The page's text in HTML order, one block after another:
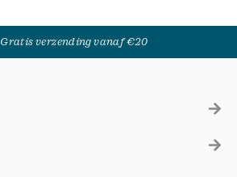
Gratis verzending vanaf €20